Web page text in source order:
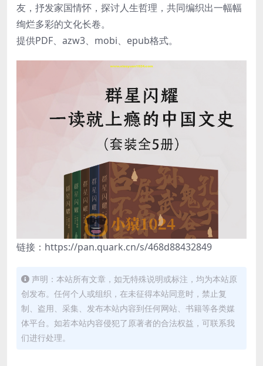
友，抒发家国情怀，探讨人生哲理，共同编织出一幅幅
绚烂多彩的文化长卷。
提供PDF、azw3、mobi、epub格式。
链接：https://pan.quark.cn/s/468d88432849
声明：本站所有文章，如无特殊说明或标注，均为本站原
创发布。任何个人或组织，在未征得本站同意时，禁止复
制、盗用、采集、发布本站内容到任何网站、书籍等各类媒
体平台。如若本站内容侵犯了原著者的合法权益，可联系我
们进行处理。